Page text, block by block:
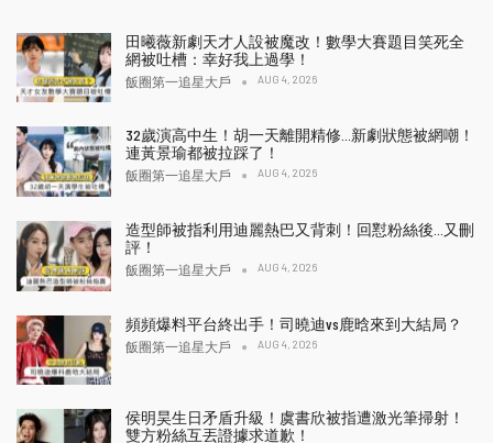
田曦薇新劇天才人設被魔改！數學大賽題目笑死全
網被吐槽：幸好我上過學！
飯圈第一追星大戶 AUG 4, 2026
32歲演高中生！胡一天離開精修…新劇狀態被網嘲！
連黃景瑜都被拉踩了！
飯圈第一追星大戶 AUG 4, 2026
造型師被指利用迪麗熱巴又背刺！回懟粉絲後…又刪
評！
飯圈第一追星大戶 AUG 4, 2026
頻頻爆料平台終出手！司曉迪vs鹿晗來到大結局？
飯圈第一追星大戶 AUG 4, 2026
侯明昊生日矛盾升級！虞書欣被指遭激光筆掃射！
雙方粉絲互丟證據求道歉！